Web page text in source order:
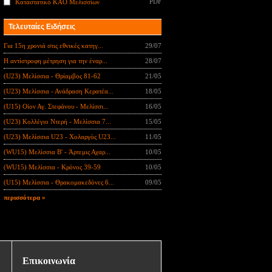
Τελευταίες Ειδήσεις
Για 15η χρονιά στις εθνικές κατηγ... 29/07
Η αντίστροφη μέτρηση για την έναρ... 28/07
(U23) Μελίσσια - Θρίαμβος 81-62 21/05
(U23) Μελίσσια - Ανάδραση Κερατέα... 18/05
(U15) Οίον Αγ. Στεφάνου - Μελίσσι... 16/05
(U23) Κολλέγιο Ντερή - Μελίσσια 7... 15/05
(U23) Μελίσσια U23 - Χολαργός U23... 11/05
(WU15) Μελίσσια B' - Άρτεμις Αχαρ... 10/05
(WU15) Μελίσσια - Κρόνος 39-59 10/05
(U15) Μελίσσια - Θρακομακεδόνες 6... 09/05
περισσότερα »
Επικοινωνία